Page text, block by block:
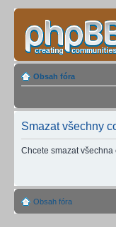
Obsah fóra
Smazat všechny
Chcete smazat
Obsah fóra